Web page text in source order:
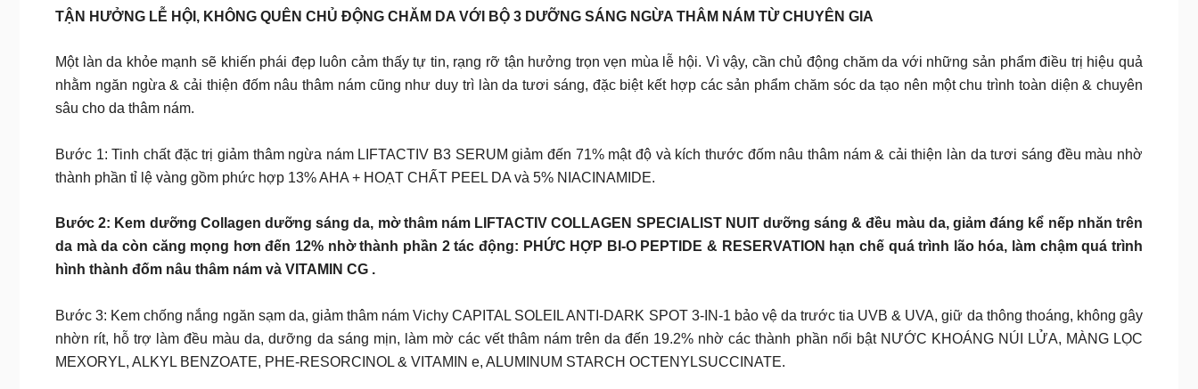
TẬN HƯỞNG LỄ HỘI, KHÔNG QUÊN CHỦ ĐỘNG CHĂM DA VỚI BỘ 3 DƯỠNG SÁNG NGỪA THÂM NÁM TỪ CHUYÊN GIA
Một làn da khỏe mạnh sẽ khiến phái đẹp luôn cảm thấy tự tin, rạng rỡ tận hưởng trọn vẹn mùa lễ hội. Vì vậy, cần chủ động chăm da với những sản phẩm điều trị hiệu quả
nhằm ngăn ngừa & cải thiện đốm nâu thâm nám cũng như duy trì làn da tươi sáng, đặc biệt kết hợp các sản phẩm chăm sóc da tạo nên một chu trình toàn diện & chuyên
sâu cho da thâm nám.
Bước 1: Tinh chất đặc trị giảm thâm ngừa nám LIFTACTIV B3 SERUM giảm đến 71% mật độ và kích thước đốm nâu thâm nám & cải thiện làn da tươi sáng đều màu nhờ
thành phần tỉ lệ vàng gồm phức hợp 13% AHA + HOẠT CHẤT PEEL DA và 5% NIACINAMIDE.
Bước 2: Kem dưỡng Collagen dưỡng sáng da, mờ thâm nám LIFTACTIV COLLAGEN SPECIALIST NUIT dưỡng sáng & đều màu da, giảm đáng kể nếp nhăn trên
da mà da còn căng mọng hơn đến 12% nhờ thành phần 2 tác động: PHỨC HỢP BI-O PEPTIDE & RESERVATION hạn chế quá trình lão hóa, làm chậm quá trình
hình thành đốm nâu thâm nám và VITAMIN CG .
Bước 3: Kem chống nắng ngăn sạm da, giảm thâm nám Vichy CAPITAL SOLEIL ANTI-DARK SPOT 3-IN-1 bảo vệ da trước tia UVB & UVA, giữ da thông thoáng, không gây
nhờn rít, hỗ trợ làm đều màu da, dưỡng da sáng mịn, làm mờ các vết thâm nám trên da đến 19.2% nhờ các thành phần nổi bật NƯỚC KHOÁNG NÚI LỬA, MÀNG LỌC
MEXORYL, ALKYL BENZOATE, PHE-RESORCINOL & VITAMIN e, ALUMINUM STARCH OCTENYLSUCCINATE.